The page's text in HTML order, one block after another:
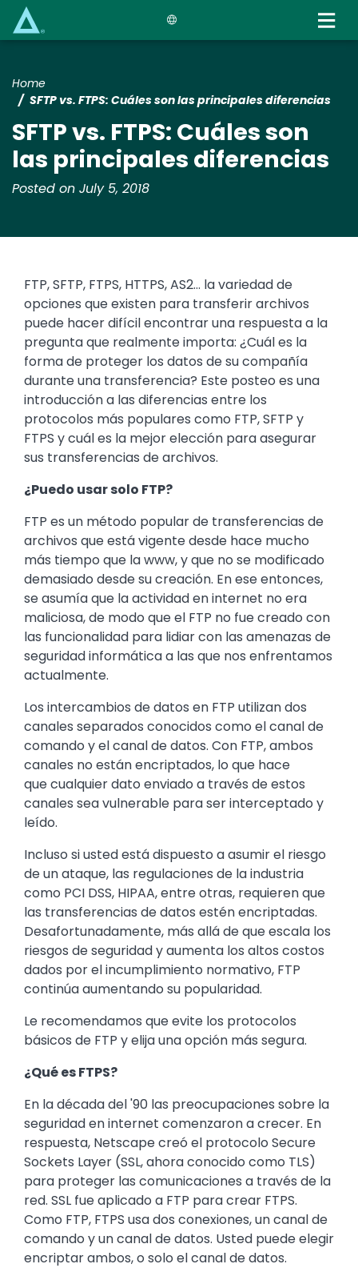
Home
SFTP vs. FTPS: Cuáles son las principales diferencias
SFTP vs. FTPS: Cuáles son
las principales diferencias
Posted on July 5, 2018
FTP, SFTP, FTPS, HTTPS, AS2… la variedad de
opciones que existen para transferir archivos
puede hacer difícil encontrar una respuesta a la
pregunta que realmente importa: ¿Cuál es la
forma de proteger los datos de su compañía
durante una transferencia? Este posteo es una
introducción a las diferencias entre los
protocolos más populares como FTP, SFTP y
FTPS y cuál es la mejor elección para asegurar
sus transferencias de archivos.
¿Puedo usar solo FTP?
FTP es un método popular de transferencias de
archivos que está vigente desde hace mucho
más tiempo que la www, y que no se modificado
demasiado desde su creación. En ese entonces,
se asumía que la actividad en internet no era
maliciosa, de modo que el FTP no fue creado con
las funcionalidad para lidiar con las amenazas de
seguridad informática a las que nos enfrentamos
actualmente.
Los intercambios de datos en FTP utilizan dos
canales separados conocidos como el canal de
comando y el canal de datos. Con FTP, ambos
canales no están encriptados, lo que hace
que cualquier dato enviado a través de estos
canales sea vulnerable para ser interceptado y
leído.
Incluso si usted está dispuesto a asumir el riesgo
de un ataque, las regulaciones de la industria
como PCI DSS, HIPAA, entre otras, requieren que
las transferencias de datos estén encriptadas.
Desafortunadamente, más allá de que escala los
riesgos de seguridad y aumenta los altos costos
dados por el incumplimiento normativo, FTP
continúa aumentando su popularidad.
Le recomendamos que evite los protocolos
básicos de FTP y elija una opción más segura.
¿Qué es FTPS?
En la década del '90 las preocupaciones sobre la
seguridad en internet comenzaron a crecer. En
respuesta, Netscape creó el protocolo Secure
Sockets Layer (SSL, ahora conocido como TLS)
para proteger las comunicaciones a través de la
red. SSL fue aplicado a FTP para crear FTPS.
Como FTP, FTPS usa dos conexiones, un canal de
comando y un canal de datos. Usted puede elegir
encriptar ambos, o solo el canal de datos.